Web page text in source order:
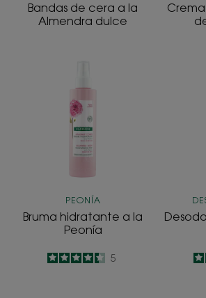
Bandas de cera a la
Almendra dulce
a
la
Peonía
PEONÍA
Bruma hidratante a la
Peonía
4.4
/
5
5